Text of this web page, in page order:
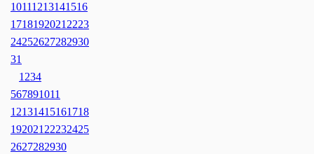
10111213141516
1718192021 2223
24252627282930
31
1 234
567891011
12131415161718
192021 22232425
2627282930